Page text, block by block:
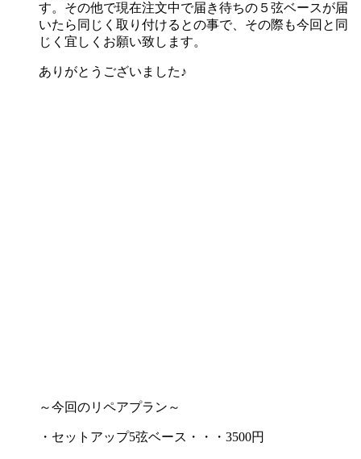
す。その他で現在注文中で届き待ちの５弦ベースが届
いたら同じく取り付けるとの事で、その際も今回と同
じく宜しくお願い致します。
ありがとうございました♪
～今回のリペアプラン～
・セットアップ5弦ベース・・・3500円